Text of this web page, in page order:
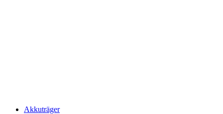
Akkuträger